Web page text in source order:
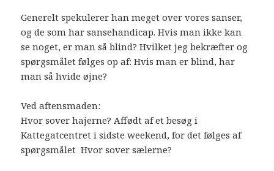
Generelt spekulerer han meget over vores sanser,
og de som har sansehandicap. Hvis man ikke kan
se noget, er man så blind? Hvilket jeg bekræfter og
spørgsmålet følges op af: Hvis man er blind, har
man så hvide øjne?
Ved aftensmaden:
Hvor sover hajerne? Affødt af et besøg i
Kattegatcentret i sidste weekend, for det følges af
spørgsmålet Hvor sover sælerne?